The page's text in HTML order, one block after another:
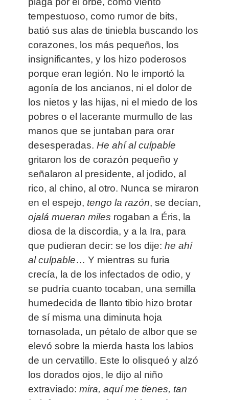
tempestuoso, como rumor de bits,
batió sus alas de tiniebla buscando los
corazones, los más pequeños, los
insignificantes, y los hizo poderosos
porque eran legión. No le importó la
agonía de los ancianos, ni el dolor de
los nietos y las hijas, ni el miedo de los
pobres o el lacerante murmullo de las
manos que se juntaban para orar
desesperadas. He ahí al culpable
gritaron los de corazón pequeño y
señalaron al presidente, al jodido, al
rico, al chino, al otro. Nunca se miraron
en el espejo, tengo la razón, se decían,
ojalá mueran miles rogaban a Éris, la
diosa de la discordia, y a la Ira, para
que pudieran decir: se los dije: he ahí
al culpable… Y mientras su furia
crecía, la de los infectados de odio, y
se pudría cuanto tocaban, una semilla
humedecida de llanto tibio hizo brotar
de sí misma una diminuta hoja
tornasolada, un pétalo de albor que se
elevó sobre la mierda hasta los labios
de un cervatillo. Este lo olisqueó y alzó
los dorados ojos, le dijo al niño
extraviado: mira, aquí me tienes, tan